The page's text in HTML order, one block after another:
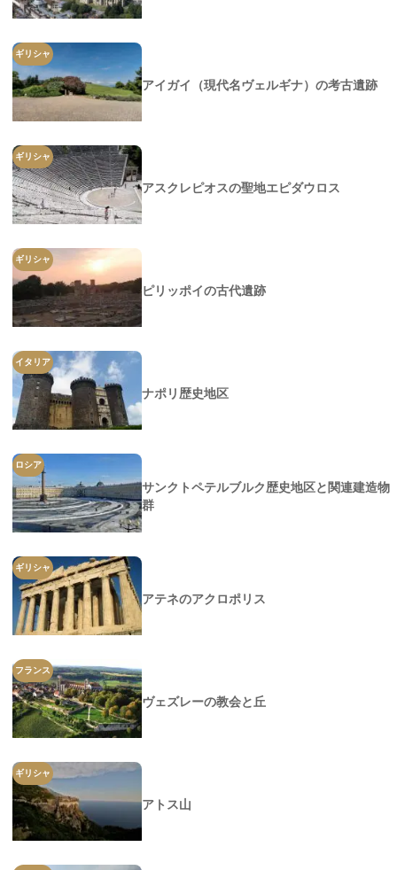
ギリシャ
アイガイ（現代名ヴェルギナ）の考古遺跡
ギリシャ
アスクレピオスの聖地エピダウロス
ギリシャ
ピリッポイの古代遺跡
イタリア
ナポリ歴史地区
ロシア
サンクトペテルブルク歴史地区と関連建造物
群
ギリシャ
アテネのアクロポリス
フランス
ヴェズレーの教会と丘
ギリシャ
アトス山